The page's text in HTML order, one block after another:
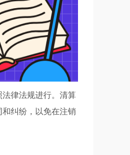
律法规进行。清算
纠纷，以免在注销